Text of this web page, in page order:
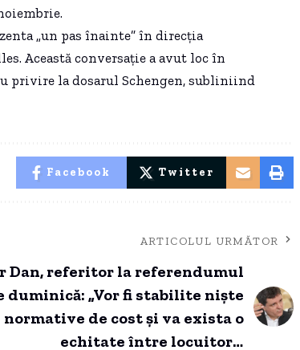
„un pas înainte” în direcția
Această conversație a avut loc în
privire la dosarul Schengen, subliniind
Facebook Twitter
ARTICOLUL URMĂTOR
Dan, referitor la referendumul
duminică: „Vor fi stabilite niște
normative de cost și va exista o
echitate între locuitorii